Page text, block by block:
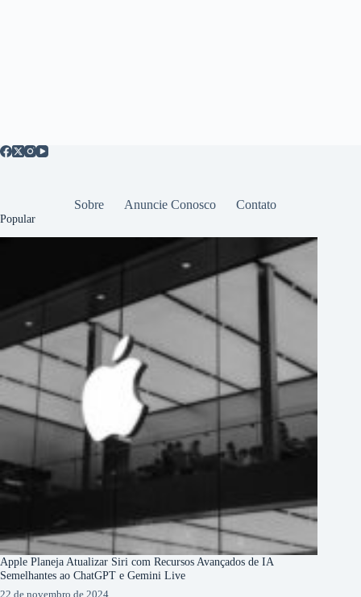
Sobre Anuncie Conosco Contato
Popular
Apple Planeja Atualizar Siri com Recursos Avançados de IA
Semelhantes ao ChatGPT e Gemini Live
22 de novembro de 2024